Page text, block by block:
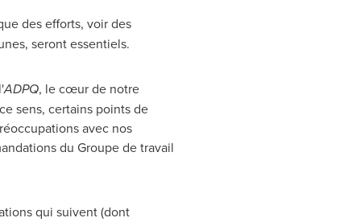
des efforts, voir des
seront essentiels.
ADPQ, le cœur de notre
sens, certains points de
avec nos
du Groupe de travail
qui suivent (dont